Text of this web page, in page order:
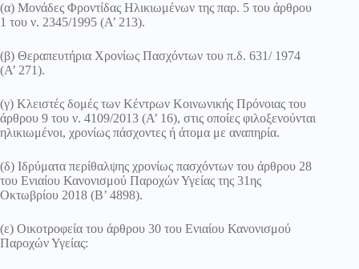
(α) Μονάδες Φροντίδας Ηλικιωμένων της παρ. 5 του άρθρου
1 του ν. 2345/1995 (Α’ 213).
(β) Θεραπευτήρια Χρονίως Πασχόντων του π.δ. 631/ 1974
(Α’ 271).
(γ) Κλειστές δομές των Κέντρων Κοινωνικής Πρόνοιας του
άρθρου 9 του ν. 4109/2013 (Α’ 16), στις οποίες φιλοξενούνται
ηλικιωμένοι, χρονίως πάσχοντες ή άτομα με αναπηρία.
(δ) Ιδρύματα περίθαλψης χρονίως πασχόντων του άρθρου 28
του Ενιαίου Κανονισμού Παροχών Υγείας της 31ης
Οκτωβρίου 2018 (Β’ 4898).
(ε) Οικοτροφεία του άρθρου 30 του Ενιαίου Κανονισμού
Παροχών Υγείας: